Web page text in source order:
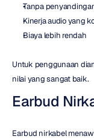
Tanpa
Kinerja audio yang
Biaya lebih rendah
Untuk penggunaan
nilai yang sangat baik.
Earbud
Earbud nirkabel